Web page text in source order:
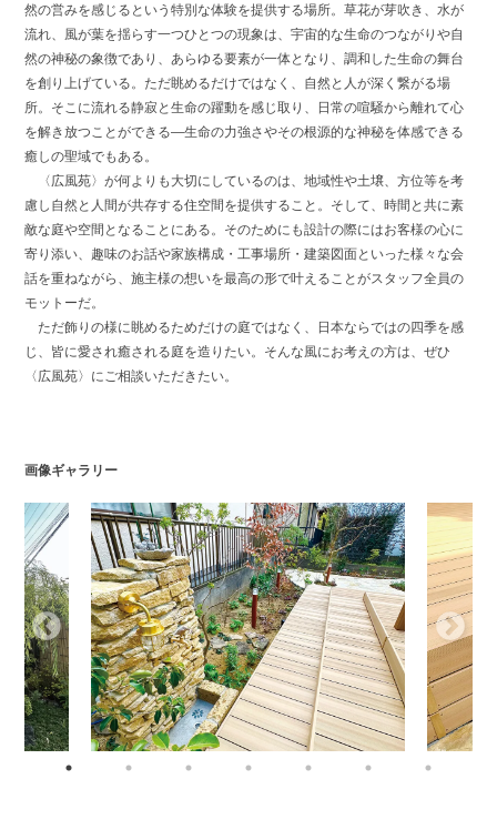
然の営みを感じるという特別な体験を提供する場所。草花が芽吹き、水が
流れ、風が葉を揺らす一つひとつの現象は、宇宙的な生命のつながりや自
然の神秘の象徴であり、あらゆる要素が一体となり、調和した生命の舞台
を創り上げている。ただ眺めるだけではなく、自然と人が深く繋がる場
所。そこに流れる静寂と生命の躍動を感じ取り、日常の喧騒から離れて心
を解き放つことができる—生命の力強さやその根源的な神秘を体感できる
癒しの聖域でもある。
〈広風苑〉が何よりも大切にしているのは、地域性や土壌、方位等を考
慮し自然と人間が共存する住空間を提供すること。そして、時間と共に素
敵な庭や空間となることにある。そのためにも設計の際にはお客様の心に
寄り添い、趣味のお話や家族構成・工事場所・建築図面といった様々な会
話を重ねながら、施主様の想いを最高の形で叶えることがスタッフ全員の
モットーだ。
ただ飾りの様に眺めるためだけの庭ではなく、日本ならではの四季を感
じ、皆に愛され癒される庭を造りたい。そんな風にお考えの方は、ぜひ
〈広風苑〉にご相談いただきたい。
画像ギャラリー